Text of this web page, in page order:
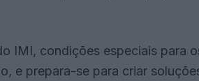
IMI, condições especiais para
e prepara-se para criar